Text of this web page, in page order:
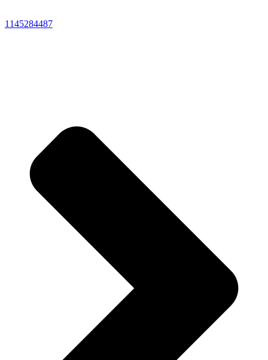
1145284487